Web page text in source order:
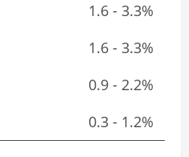
1.6 - 3.3%
1.6 - 3.3%
0.9 - 2.2%
0.3 - 1.2%